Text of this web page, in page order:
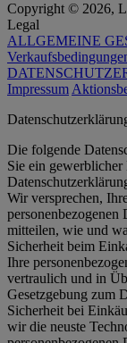
Copyright © 2026,
Legal
ALLGEMEINE
Impressum
Die folgende
Sie ein
Wir versprechen,
mitteilen, wie und
Sicherheit beim
Ihre
vertraulich und in
Gesetzgebung zum
Sicherheit bei
wir die neuste